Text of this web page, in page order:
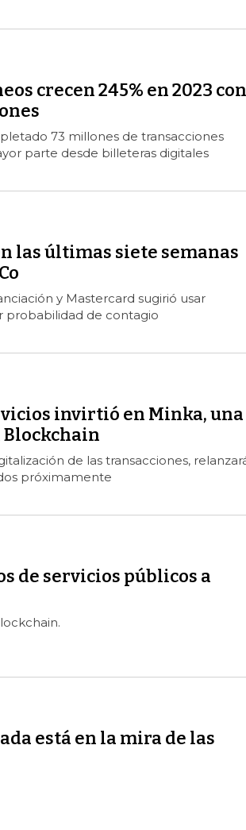
crecen 245% en 2023 con
73 millones de transacciones
parte desde billeteras digitales
las últimas siete semanas
y Mastercard sugirió usar
probabilidad de contagio
invirtió en Minka, una
de las transacciones,
próximamente
de servicios públicos a
está en la mira de las